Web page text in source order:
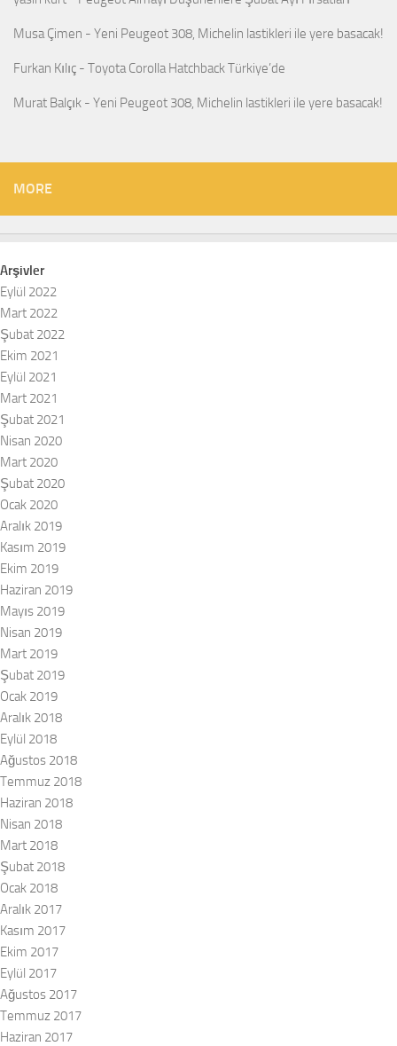
Musa Çimen - Yeni Peugeot 308, Michelin lastikleri ile yere basacak!
Furkan Kılıç - Toyota Corolla Hatchback Türkiye’de
Murat Balçık - Yeni Peugeot 308, Michelin lastikleri ile yere basacak!
MORE
Arşivler
Eylül 2022
Mart 2022
Şubat 2022
Ekim 2021
Eylül 2021
Mart 2021
Şubat 2021
Nisan 2020
Mart 2020
Şubat 2020
Ocak 2020
Aralık 2019
Kasım 2019
Ekim 2019
Haziran 2019
Mayıs 2019
Nisan 2019
Mart 2019
Şubat 2019
Ocak 2019
Aralık 2018
Eylül 2018
Ağustos 2018
Temmuz 2018
Haziran 2018
Nisan 2018
Mart 2018
Şubat 2018
Ocak 2018
Aralık 2017
Kasım 2017
Ekim 2017
Eylül 2017
Ağustos 2017
Temmuz 2017
Haziran 2017